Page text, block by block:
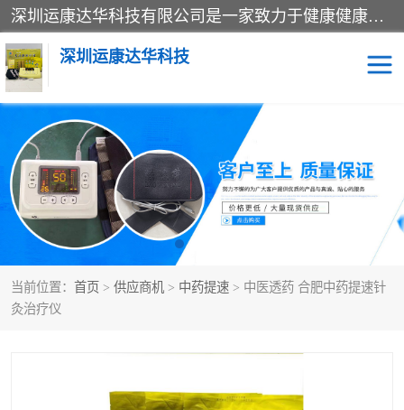
深圳运康达华科技有限公司是一家致力于健康健康产业的现代化企业，已经走过了15个春秋，开创了中医外用发展的新未来，是专业从事中医医疗仪器的研发、生产、销售、服务为一体的子公司，在医疗器械的设计、开发和生产方面率先引进国际先进技术和好的科技人员，先后开发出了场效应治疗仪、多功能治疗仪、颈椎治疗仪、腰椎治疗仪、增效垫等多个系列。
深圳运康达华科技
当前位置： 首页 > 供应商机 > 中药提速 > 中医透药 合肥中药提速针
灸治疗仪
多功能治疗仪 中药提速
中低频治疗仪 脉冲治疗仪
**腺治疗仪